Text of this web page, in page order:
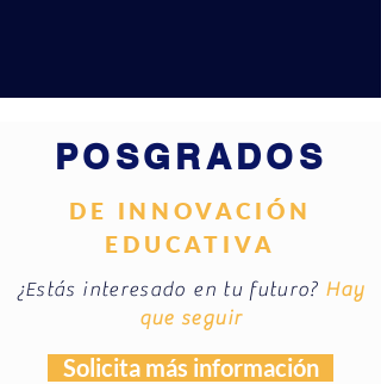
POSGRADOS
DE INNOVACIÓN
EDUCATIVA
¿Estás interesado en tu futuro? Hay
que seguir
Solicita más información